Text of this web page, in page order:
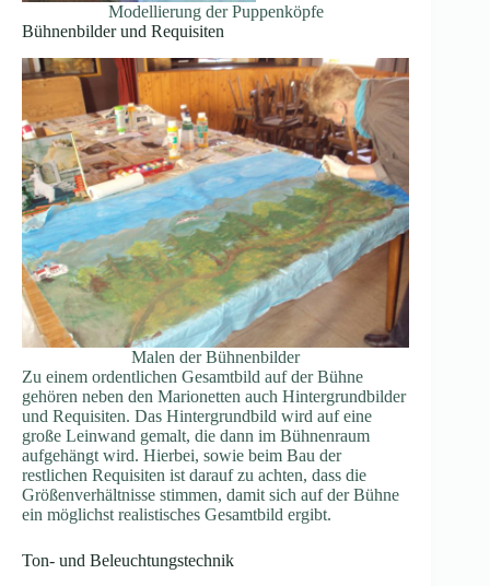
Modellierung der Puppenköpfe
Bühnenbilder und Requisiten
Malen der Bühnenbilder
Zu einem ordentlichen Gesamtbild auf der Bühne
gehören neben den Marionetten auch Hintergrundbilder
und Requisiten. Das Hintergrundbild wird auf eine
große Leinwand gemalt, die dann im Bühnenraum
aufgehängt wird. Hierbei, sowie beim Bau der
restlichen Requisiten ist darauf zu achten, dass die
Größenverhältnisse stimmen, damit sich auf der Bühne
ein möglichst realistisches Gesamtbild ergibt.
Ton- und Beleuchtungstechnik